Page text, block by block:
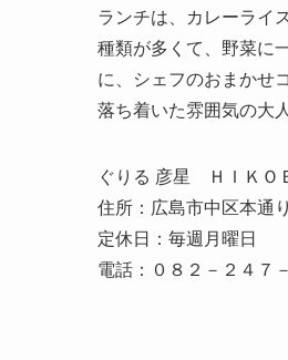
ランチは、カレーライ
種類が多くて、野菜に
に、シェフのおまかせ
落ち着いた雰囲気の大
ぐりる 彦星 ＨＩＫＯ
住所：広島市中区本通
定休日：毎週月曜日
電話：０８２－２４７